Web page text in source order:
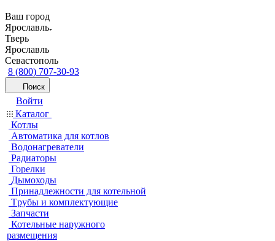
Ваш город
Ярославль
Тверь
Ярославль
Севастополь
8 (800) 707-30-93
Поиск
Войти
Каталог
Котлы
Автоматика для котлов
Водонагреватели
Радиаторы
Горелки
Дымоходы
Принадлежности для котельной
Трубы и комплектующие
Запчасти
Котельные наружного
размещения